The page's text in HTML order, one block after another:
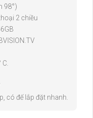
98°)
2 chiều
có đế lắp đặt nhanh.